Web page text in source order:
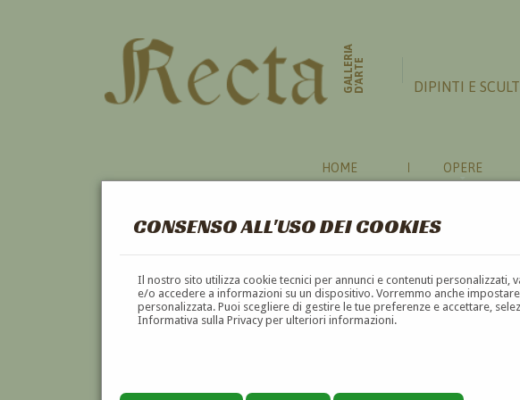
CONSENSO ALL'USO DEI COOKIES
Il nostro sito utilizza cookie tecnici per annunci e contenuti
e/o accedere a informazioni su un dispositivo. Vorremmo anche
personalizzata. Puoi scegliere di gestire le tue preferenze e accettare,
Informativa sulla Privacy per ulteriori informazioni.
GALLERIAD'ARTE DIPINTI E
HOME OPERE
CAVALESE
A B C D E F G H I J